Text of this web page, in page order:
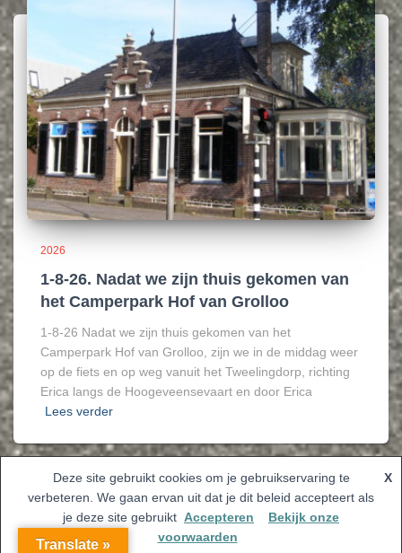
2026
1-8-26. Nadat we zijn thuis gekomen van
het Camperpark Hof van Grolloo
1-8-26 Nadat we zijn thuis gekomen van het
Camperpark Hof van Grolloo, zijn we in de middag weer
op de fiets en op weg vanuit het Tweelingdorp, richting
Erica langs de Hoogeveensevaart en door Erica
Lees verder
Hestia | Ontwikkeld doorThemeIsle
Translate »
Deze site gebruikt cookies om je gebruikservaring te
verbeteren. We gaan ervan uit dat je dit beleid accepteert als
je deze site gebruikt
X
Accepteren
Bekijk onze
voorwaarden